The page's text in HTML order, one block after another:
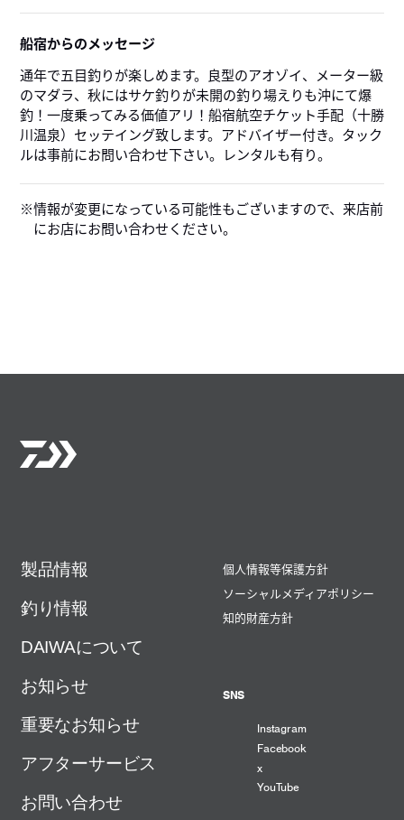
船宿からのメッセージ
通年で五目釣りが楽しめます。良型のアオゾイ、メーター級
のマダラ、秋にはサケ釣りが未開の釣り場えりも沖にて爆
釣！一度乗ってみる価値アリ！船宿航空チケット手配（十勝
川温泉）セッテイング致します。アドバイザー付き。タック
ルは事前にお問い合わせ下さい。レンタルも有り。
製品情報
釣り情報
DAIWAについて
お知らせ
重要なお知らせ
アフターサービス
お問い合わせ
個人情報等保護方針
ソーシャルメディアポリシー
知的財産方針
SNS
Instagram
Facebook
x
YouTube